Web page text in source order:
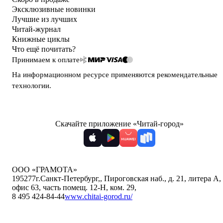
Эксклюзивные новинки
Лучшие из лучших
Читай-журнал
Книжные циклы
Что ещё почитать?
Принимаем к оплате
На информационном ресурсе применяются рекомендательные
технологии.
Скачайте приложение «Читай-город»
ООО «ГРАМОТА»
195277г.Санкт-Петербург,, Пироговская наб., д. 21, литера А,
офис 63, часть помещ. 12-Н, ком. 29,
8 495 424-84-44www.chitai-gorod.ru/